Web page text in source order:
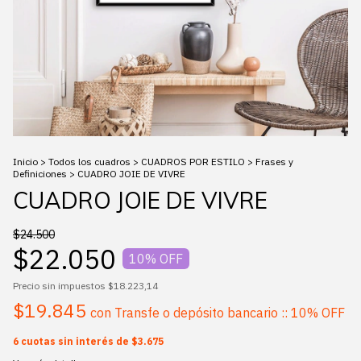
Inicio > Todos los cuadros > CUADROS POR ESTILO > Frases y
Definiciones > CUADRO JOIE DE VIVRE
CUADRO JOIE DE VIVRE
$24.500
$22.050 10% OFF
Precio sin impuestos $18.223,14
$19.845 con Transfe o depósito bancario :: 10% OFF
6 cuotas sin interés de $3.675